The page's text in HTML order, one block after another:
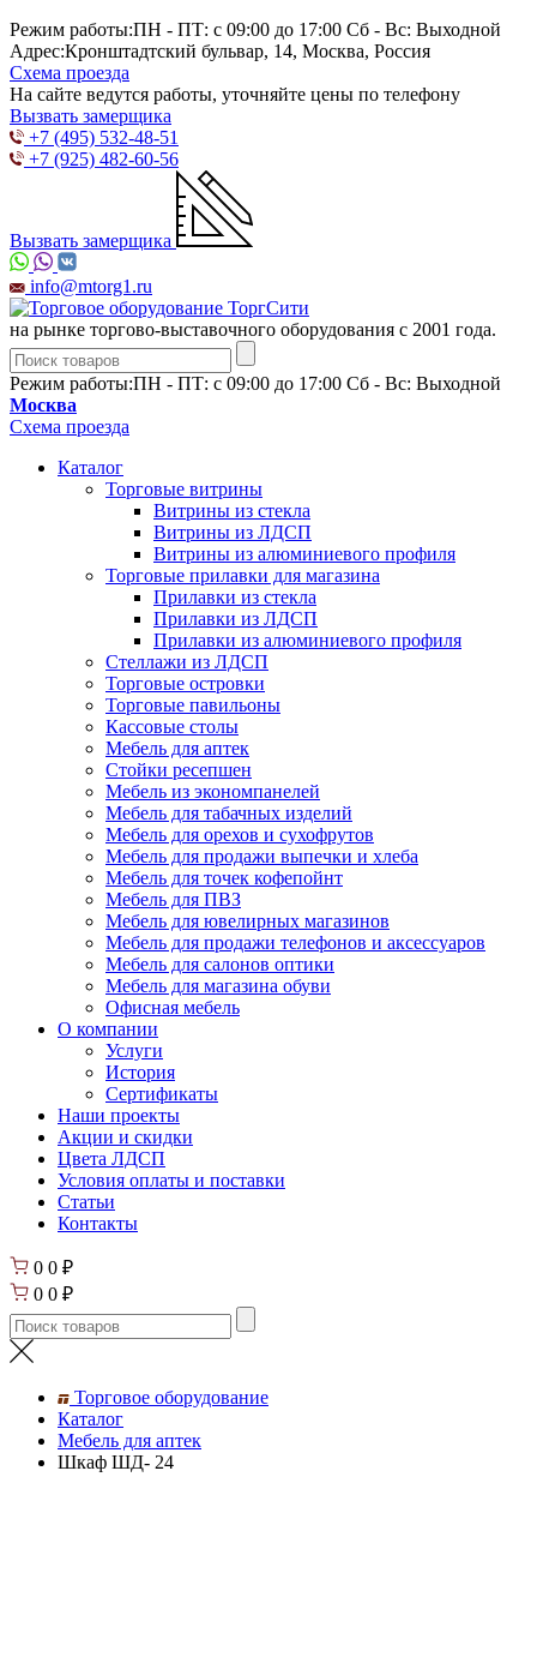
Режим работы:ПН - ПТ: с 09:00 до 17:00 Сб - Вс: Выходной
Адрес:Кронштадтский бульвар, 14, Москва, Россия
Схема проезда
На сайте ведутся работы, уточняйте цены по телефону
Вызвать замерщика
+7 (495) 532-48-51
+7 (925) 482-60-56
Вызвать замерщика
info@mtorg1.ru
на рынке торгово-выставочного оборудования с 2001 года.
Режим работы:ПН - ПТ: с 09:00 до 17:00 Сб - Вс: Выходной
Москва
Схема проезда
Каталог
Торговые витрины
Витрины из cтекла
Витрины из ЛДСП
Витрины из алюминиевого профиля
Торговые прилавки для магазина
Прилавки из стекла
Прилавки из ЛДСП
Прилавки из алюминиевого профиля
Стеллажи из ЛДСП
Торговые островки
Торговые павильоны
Кассовые столы
Мебель для аптек
Стойки ресепшен
Мебель из экономпанелей
Мебель для табачных изделий
Мебель для орехов и сухофрутов
Мебель для продажи выпечки и хлеба
Мебель для точек кофепойнт
Мебель для ПВЗ
Мебель для ювелирных магазинов
Мебель для продажи телефонов и аксессуаров
Мебель для салонов оптики
Мебель для магазина обуви
Офисная мебель
О компании
Услуги
История
Сертификаты
Наши проекты
Акции и скидки
Цвета ЛДСП
Условия оплаты и поставки
Статьи
Контакты
0 0 ₽
0 0 ₽
Торговое оборудование
Каталог
Мебель для аптек
Шкаф ШД- 24